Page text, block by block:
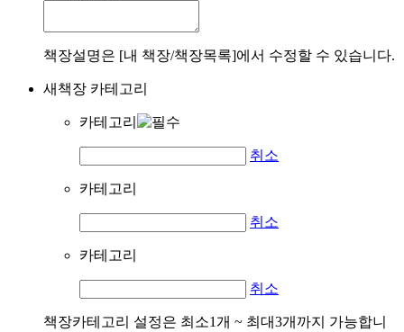
책장설명은 [내 책장/책장목록]에서 수정할 수 있습니다.
새책장 카테고리
카테고리
취소
카테고리
취소
카테고리
취소
책장카테고리 설정은 최소1개 ~ 최대3개까지 가능합니